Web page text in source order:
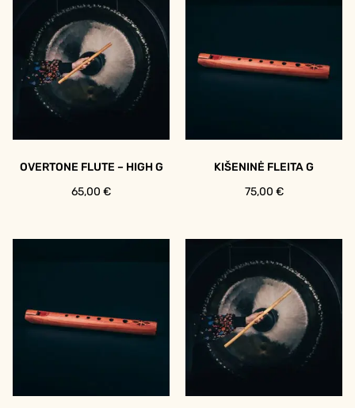
OVERTONE FLUTE – HIGH G
65,00 €
KIŠENINĖ FLEITA G
75,00 €